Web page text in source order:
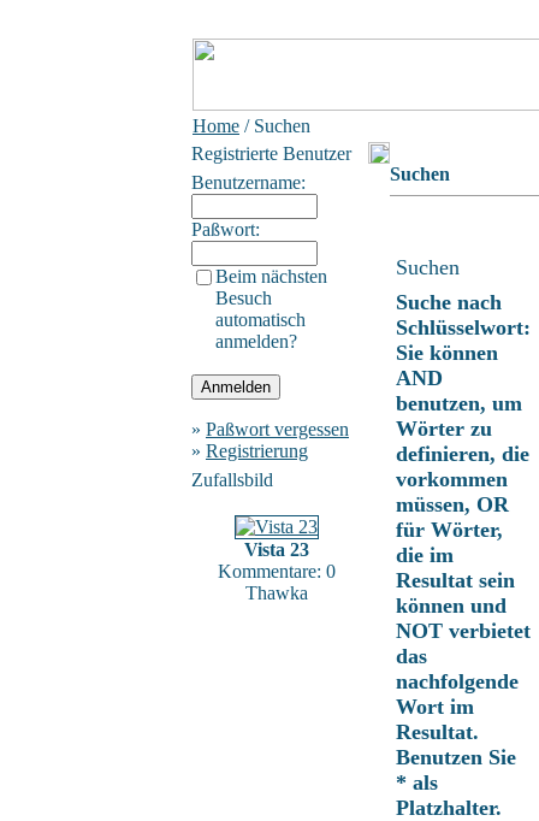
Home / Suchen
Registrierte Benutzer
Benutzername:
Paßwort:
Beim nächsten
Besuch
automatisch
anmelden?
» Paßwort vergessen
» Registrierung
Zufallsbild
Vista 23
Kommentare: 0
Thawka
Suchen
Suchen
Suche nach
Schlüsselwort:
Sie können
AND
benutzen, um
Wörter zu
definieren, die
vorkommen
müssen, OR
für Wörter,
die im
Resultat sein
können und
NOT verbietet
das
nachfolgende
Wort im
Resultat.
Benutzen Sie
* als
Platzhalter.